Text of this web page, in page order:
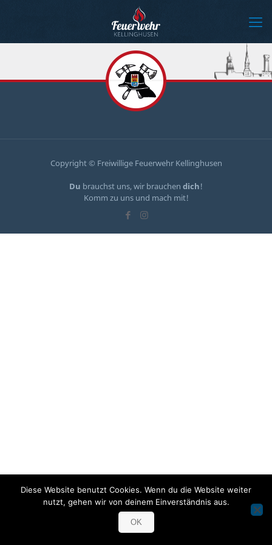
Copyright © Freiwillige Feuerwehr Kellinghusen
Du brauchst uns, wir brauchen dich!
Komm zu uns und mach mit!
Diese Website benutzt Cookies. Wenn du die Website weiter
nutzt, gehen wir von deinem Einverständnis aus.
OK